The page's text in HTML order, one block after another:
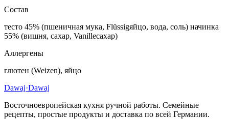
Состав
тесто 45% (пшеничная мука, Flüssigяйцо, вода, соль) начинка
55% (вишня, сахар, Vanilleсахар)
Аллергены
глютен (Weizen), яйцо
Dawaj·Dawaj
Восточноевропейская кухня ручной работы. Семейные
рецепты, простые продукты и доставка по всей Германии.